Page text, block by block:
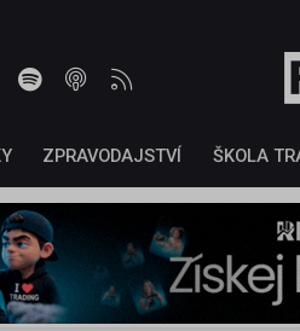
ZPRAVODAJSTVÍ ŠKOLA